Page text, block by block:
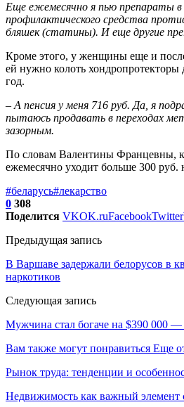
Еще ежемесячно я пью препараты в
профилактического средства
бляшек (статины). И еще другие
Кроме этого, у женщины еще и
ей нужно колоть хондропротекторы
год.
– А пенсия у меня 716 руб. Да, я
пытаюсь продавать в переходах
зазорным.
По словам Валентины Францевны,
ежемесячно уходит больше 300 руб.
#беларусь#лекарство
0 308
Поделится VKOK.ruFacebookTwitter
Предыдущая запись
В Варшаве задержали белорусов в
наркотиков
Следующая запись
Мужчина стал богаче на $390 000
Вам также могут понравиться Еще
Рынок труда: тенденции и
Недвижимость как важный элемент